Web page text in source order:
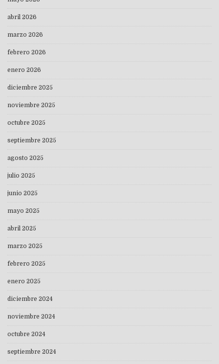
abril 2026
marzo 2026
febrero 2026
enero 2026
diciembre 2025
noviembre 2025
octubre 2025
septiembre 2025
agosto 2025
julio 2025
junio 2025
mayo 2025
abril 2025
marzo 2025
febrero 2025
enero 2025
diciembre 2024
noviembre 2024
octubre 2024
septiembre 2024